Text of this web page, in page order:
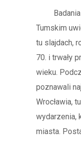
Tumskim
tu slajdach,
70. i trwały
wieku.
poznawali
Wrocławia,
wydarzenia,
miasta.